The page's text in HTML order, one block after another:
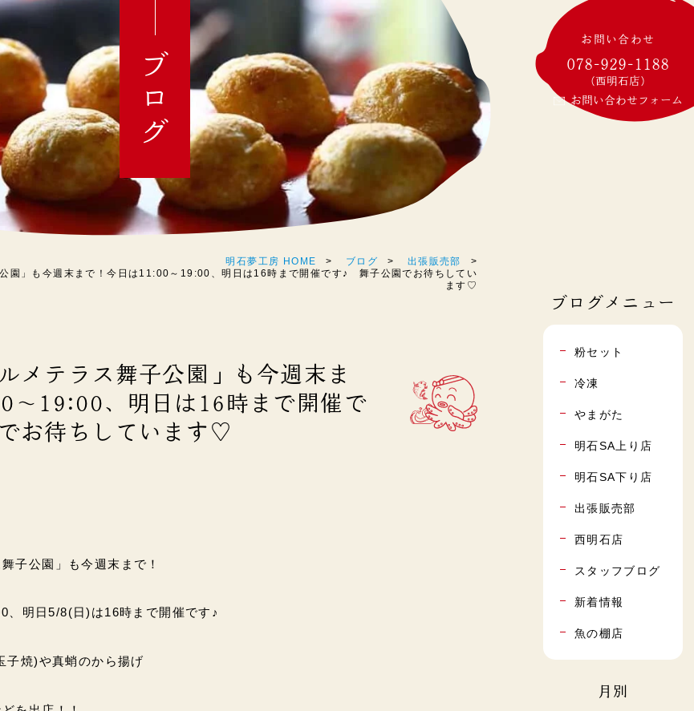
ブログ
明石夢工房 HOME ブログ
出張販売部
公園」も今週末まで！今日は11:00～19:00、明日は16時まで開催です♪ 舞子公園でお待ちしてい
ます♡
メテラス舞子公園」も今週末ま
～19:00、明日は16時まで開催で
お待ちしています♡
子公園」も今週末まで！
、明日5/8(日)は16時まで開催です♪
子焼)や真蛸のから揚げ
お問い合わせ
078-929-1188
(西明石店)
お問い合わせフォーム
ブログメニュー
粉セット
冷凍
やまがた
明石SA上り店
明石SA下り店
出張販売部
西明石店
スタッフブログ
新着情報
魚の棚店
月別